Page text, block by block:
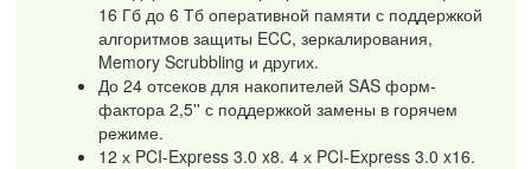
16 Гб до 6 Тб оперативной памяти с поддержкой
алгоритмов защиты ECC, зеркалирования,
Memory Scrubbling и других.
До 24 отсеков для накопителей SAS форм-
фактора 2,5'' с поддержкой замены в горячем
режиме.
12 х PCI-Express 3.0 x8. 4 х PCI-Express 3.0 x16.